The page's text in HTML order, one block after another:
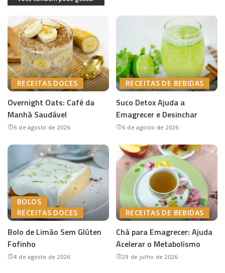
RECEITAS DOCES
Overnight Oats: Café da
Manhã Saudável
6 de agosto de 2026
RECEITAS DE BEBIDAS
Suco Detox Ajuda a
Emagrecer e Desinchar
6 de agosto de 2026
BOLOS
RECEITAS DOCES
Bolo de Limão Sem Glúten
Fofinho
4 de agosto de 2026
RECEITAS DE BEBIDAS
Chá para Emagrecer: Ajuda
Acelerar o Metabolismo
29 de julho de 2026